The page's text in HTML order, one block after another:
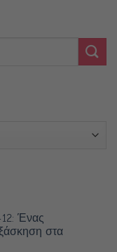
Ένας
στα